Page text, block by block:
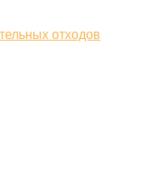
отходов